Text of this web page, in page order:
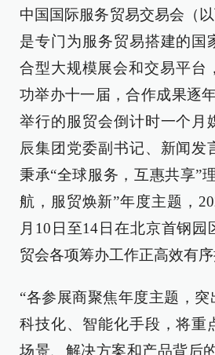
中国国际服务贸易交易会（以
是专门为服务贸易搭建的国
合型大规模展会和交易平台
功举办十一届，合作成果逐
举行的服贸会倒计时一个月
辰集团党委副书记、新闻发
秉承“全球服务，互惠共享”
航，服贸焕新”年度主题，
月10日至14日在北京首钢园
贸会各项筹办工作正高效有序
“各参展商聚焦年度主题，突
科技化、智能化手段，将重
场景、解决方案和产品背后